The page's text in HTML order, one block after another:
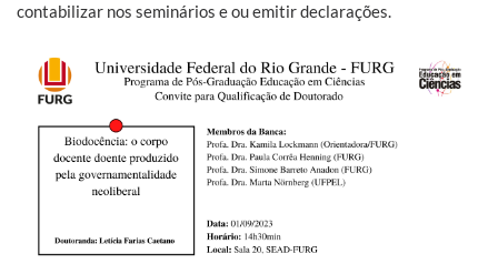
contabilizar nos seminários e ou emitir declarações.